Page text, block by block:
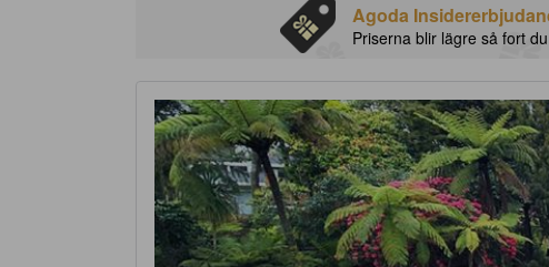
Agoda
Priserna blir lägre så fort